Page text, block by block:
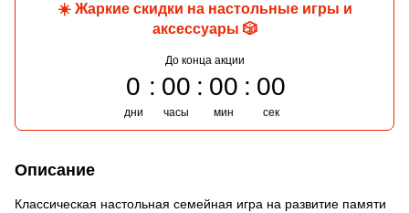
☀️ Жаркие скидки на настольные игры и
аксессуары 🎲
До конца акции
0
дни
00
часы
00
мин
00
сек
Описание
Классическая настольная семейная игра на развитие памяти